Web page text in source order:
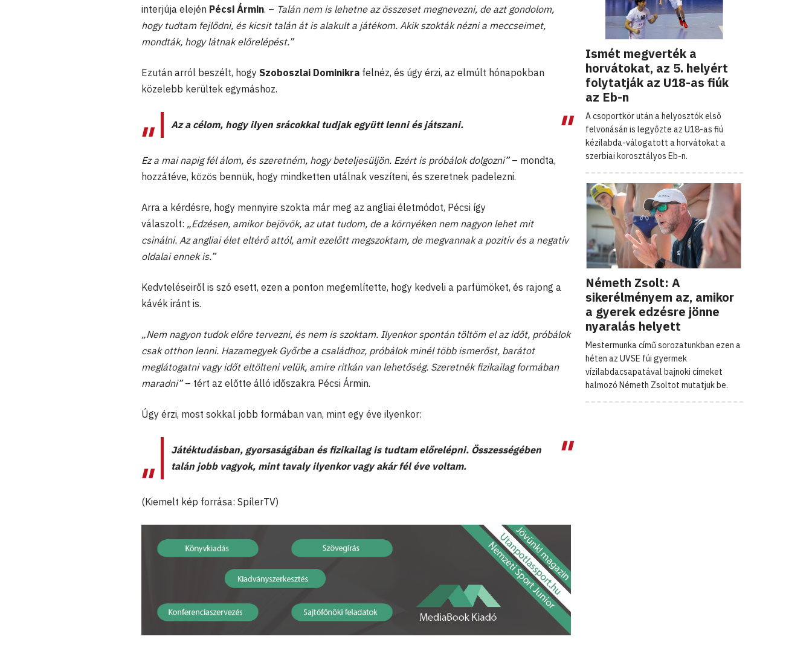
interjúja elején Pécsi Ármin. – Talán nem is lehetne az összeset megnevezni, de azt gondolom,
hogy tudtam fejlődni, és kicsit talán át is alakult a játékom. Akik szokták nézni a meccseimet,
mondták, hogy látnak előrelépést.”
Ezután arról beszélt, hogy Szoboszlai Dominikra felnéz, és úgy érzi, az elmúlt hónapokban
közelebb kerültek egymáshoz.
Az a célom, hogy ilyen srácokkal tudjak együtt lenni és játszani.
Ez a mai napig fél álom, és szeretném, hogy beteljesüljön. Ezért is próbálok dolgozni”– mondta,
hozzátéve, közös bennük, hogy mindketten utálnak veszíteni, és szeretnek padelezni.
Arra a kérdésre, hogy mennyire szokta már meg az angliai életmódot, Pécsi így
válaszolt: „Edzésen, amikor bejövök, az utat tudom, de a környéken nem nagyon lehet mit
csinálni. Az angliai élet eltérő attól, amit ezelőtt megszoktam, de megvannak a pozitív és a negatív
oldalai ennek is.”
Kedvteléseiről is szó esett, ezen a ponton megemlítette, hogy kedveli a parfümöket, és rajong a
kávék iránt is.
„Nem nagyon tudok előre tervezni, és nem is szoktam. Ilyenkor spontán töltöm el az időt, próbálok
csak otthon lenni. Hazamegyek Győrbe a családhoz, próbálok minél több ismerőst, barátot
meglátogatni vagy időt eltölteni velük, amire ritkán van lehetőség. Szeretnék fizikailag formában
maradni”– tért az előtte álló időszakra Pécsi Ármin.
Úgy érzi, most sokkal jobb formában van, mint egy éve ilyenkor:
Játéktudásban, gyorsaságában és fizikailag is tudtam előrelépni. Összességében
talán jobb vagyok, mint tavaly ilyenkor vagy akár fél éve voltam.
(Kiemelt kép forrása: SpílerTV)
Ismét megverték a
horvátokat, az 5. helyért
folytatják az U18-as fiúk
az Eb-n
A csoportkör után a helyosztók első
felvonásán is legyőzte az U18-as fiú
kézilabda-válogatott a horvátokat a
szerbiai korosztályos Eb-n.
Németh Zsolt: A
sikerélményem az, amikor
a gyerek edzésre jönne
nyaralás helyett
Mestermunka című sorozatunkban ezen a
héten az UVSE fúi gyermek
vízilabdacsapatával bajnoki címeket
halmozó Németh Zsoltot mutatjuk be.